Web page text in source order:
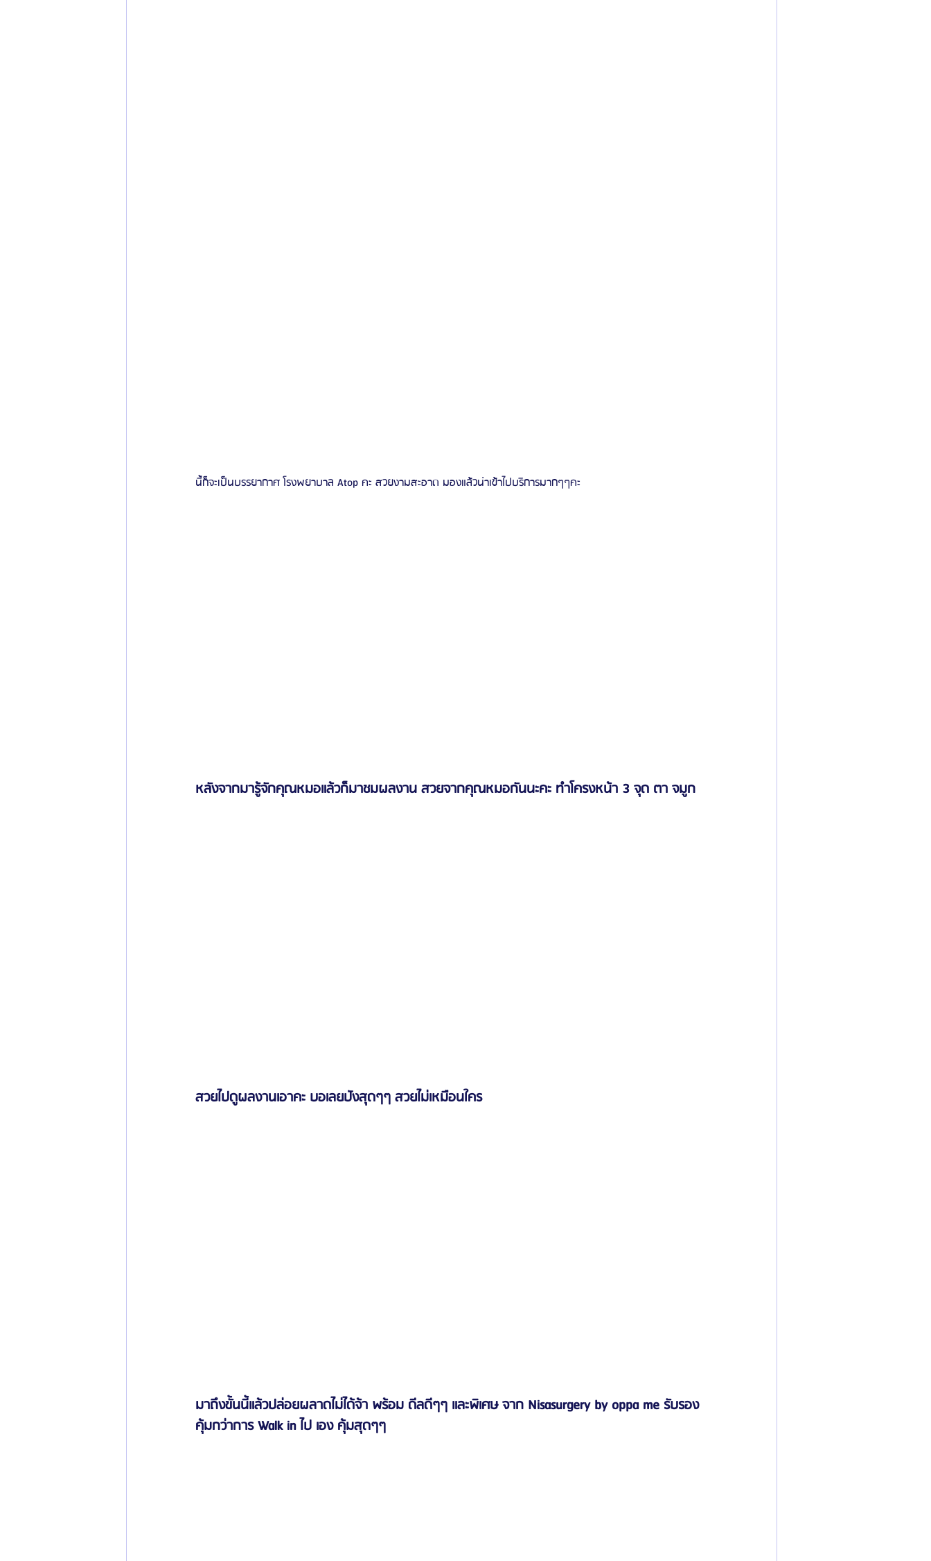
นี้ก็จะเป็นบรรยากาศ โรงพยาบาล Atop คะ สวยงามสะอาด มองแล้วน่าเข้าไปบริการมากๆๆคะ
หลังจากมารู้จักคุณหมอแล้วก็มาชมผลงาน สวยจากคุณหมอกันนะคะ ทำโครงหน้า 3 จุด ตา จมูก
สวยไปดูผลงานเอาคะ บอเลยปังสุดๆๆ สวยไม่เหมือนใคร
มาถึงขั้นนี้แล้วปล่อยผลาดไม่ได้จ้า พร้อม ดีลดีๆๆ และพิเศษ จาก Nisasurgery by oppa me รับรอง
คุ้มกว่าการ Walk in ไป เอง คุ้มสุดๆๆ